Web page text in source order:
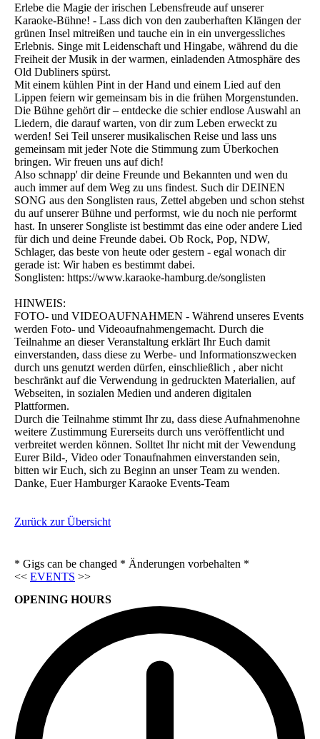
Erlebe die Magie der irischen Lebensfreude auf unserer
Karaoke-Bühne! - Lass dich von den zauberhaften Klängen der
grünen Insel mitreißen und tauche ein in ein unvergessliches
Erlebnis. Singe mit Leidenschaft und Hingabe, während du die
Freiheit der Musik in der warmen, einladenden Atmosphäre des
Old Dubliners spürst.
Mit einem kühlen Pint in der Hand und einem Lied auf den
Lippen feiern wir gemeinsam bis in die frühen Morgenstunden.
Die Bühne gehört dir – entdecke die schier endlose Auswahl an
Liedern, die darauf warten, von dir zum Leben erweckt zu
werden! Sei Teil unserer musikalischen Reise und lass uns
gemeinsam mit jeder Note die Stimmung zum Überkochen
bringen. Wir freuen uns auf dich!
Also schnapp' dir deine Freunde und Bekannten und wen du
auch immer auf dem Weg zu uns findest. Such dir DEINEN
SONG aus den Songlisten raus, Zettel abgeben und schon stehst
du auf unserer Bühne und performst, wie du noch nie performt
hast. In unserer Songliste ist bestimmt das eine oder andere Lied
für dich und deine Freunde dabei. Ob Rock, Pop, NDW,
Schlager, das beste von heute oder gestern - egal wonach dir
gerade ist: Wir haben es bestimmt dabei.
Songlisten: https://www.karaoke-hamburg.de/songlisten
HINWEIS:
FOTO- und VIDEOAUFNAHMEN - Während unseres Events
werden Foto- und Videoaufnahmengemacht. Durch die
Teilnahme an dieser Veranstaltung erklärt Ihr Euch damit
einverstanden, dass diese zu Werbe- und Informationszwecken
durch uns genutzt werden dürfen, einschließlich , aber nicht
beschränkt auf die Verwendung in gedruckten Materialien, auf
Webseiten, in sozialen Medien und anderen digitalen
Plattformen.
Durch die Teilnahme stimmt Ihr zu, dass diese Aufnahmenohne
weitere Zustimmung Eurerseits durch uns veröffentlicht und
verbreitet werden können. Solltet Ihr nicht mit der Vewendung
Eurer Bild-, Video oder Tonaufnahmen einverstanden sein,
bitten wir Euch, sich zu Beginn an unser Team zu wenden.
Danke, Euer Hamburger Karaoke Events-Team
Zurück zur Übersicht
* Gigs can be changed * Änderungen vorbehalten *
<< EVENTS >>
OPENING HOURS